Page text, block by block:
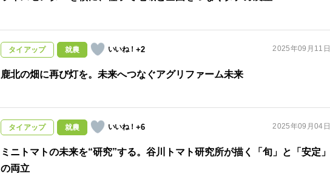
タイアップ 就農 +2 2025年09月11日
鹿北の畑に再び灯を。未来へつなぐアグリファーム未来
タイアップ 就農 +6 2025年09月04日
ミニトマトの未来を“研究”する。谷川トマト研究所が描く「旬」と「安定」
の両立